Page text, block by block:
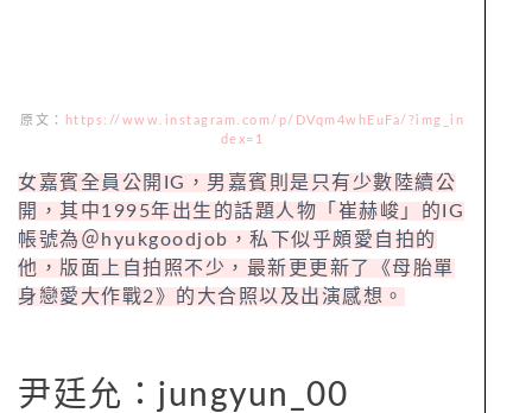
原文：
https://www.instagram.com/p/DVqm4whEuFa/?img_in
dex=1
女嘉賓全員公開IG，男嘉賓則是只有少數陸續公
開，其中1995年出生的話題人物「崔赫峻」的IG
帳號為＠hyukgoodjob，私下似乎頗愛自拍的
他，版面上自拍照不少，最新更更新了《母胎單
身戀愛大作戰2》的大合照以及出演感想。
尹廷允：jungyun_00